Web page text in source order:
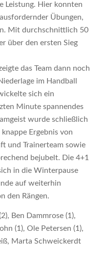
Leistung. Hier konnten
Übungen,
Mit durchschnittlich 50
über den ersten Sieg
das Team dann noch
im Handball
sich ein
Minute spannendes
wurde schließlich
Ergebnis von
und Trainerteam sowie
bejubelt. Die 4+1
in die Winterpause
auf weiterhin
den Rängen.
Ben Dammrose (1),
(1), Ole Petersen (1),
Marta Schweickerdt